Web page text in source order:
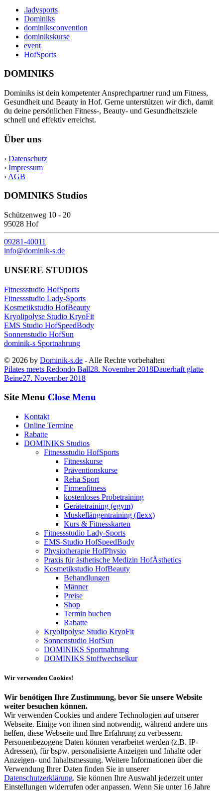
.ladysports
Dominiks
dominiksconvention
dominikskurse
event
HofSports
DOMINIKS
Dominiks ist dein kompetenter Ansprechpartner rund um Fitness,
Gesundheit und Beauty in Hof. Gerne unterstützen wir dich, damit
du deine persönlichen Fitness-, Beauty- und Gesundheitsziele
schnell und effektiv erreichst.
Über uns
› Datenschutz
› Impressum
› AGB
DOMINIKS Studios
Schützenweg 10 - 20
95028 Hof
09281-40011
info@dominik-s.de
UNSERE STUDIOS
Fitnessstudio HofSports
Fitnessstudio Lady-Sports
Kosmetikstudio HofBeauty
Kryolipolyse Studio KryoFit
EMS Studio HofSpeedBody
Sonnenstudio HofSun
dominik-s Sportnahrung
© 2026 by Dominik-s.de - Alle Rechte vorbehalten
Pilates meets Redondo Ball28. November 2018Dauerhaft glatte
Beine27. November 2018
Site Menu Close Menu
Kontakt
Online Termine
Rabatte
DOMINIKS Studios
Fitnessstudio HofSports
Fitnesskurse
Präventionskurse
Reha Sport
Firmenfitness
kostenloses Probetraining
Gerätetraining (egym)
Muskellängentraining (flexx)
Kurs & Fitnesskarten
Fitnessstudio Lady-Sports
EMS-Studio HofSpeedBody
Physiotherapie HofPhysio
Praxis für ästhetische Medizin HofÄsthetics
Kosmetikstudio HofBeauty
Behandlungen
Männer
Preise
Shop
Termin buchen
Rabatte
Kryolipolyse Studio KryoFit
Sonnenstudio HofSun
DOMINIKS Sportnahrung
DOMINIKS Stoffwechselkur
Wir verwenden Cookies!
Wir benötigen Ihre Zustimmung, bevor Sie unsere Website
weiter besuchen können.
Wir verwenden Cookies und andere Technologien auf unserer
Webseite. Einige von ihnen sind notwendig, während andere uns
helfen, diese Webseite und Ihre Erfahrung zu verbessern.
Personenbezogene Daten können verarbeitet werden (z.B. IP-
Adressen), für bspw. personalisierte Anzeigen und Inhalte oder
Anzeigen- und Inhaltsmessung. Weitere Informationen über die
Verwendung Ihrer Daten finden Sie in unserer
Datenschutzerklärung. Sie können Ihre Auswahl jederzeit unter
Einstellungen widerrufen oder anpassen. Wenn Sie unter 16 Jahre